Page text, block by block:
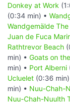
Donkey at Work
(0:34 min) •
Wandgemälde
Juan de Fuca
Rathtrevor Beach
min) • Goats on
min) • Port Alberni
Ucluelet (0:36 min)
min) • Nuu-Chah-
Nuu-Chah-Nuulth